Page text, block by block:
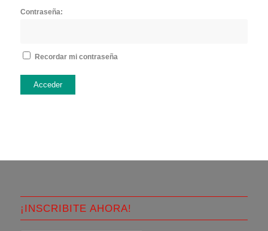
Contraseña:
Recordar mi contraseña
Acceder
¡INSCRIBITE AHORA!